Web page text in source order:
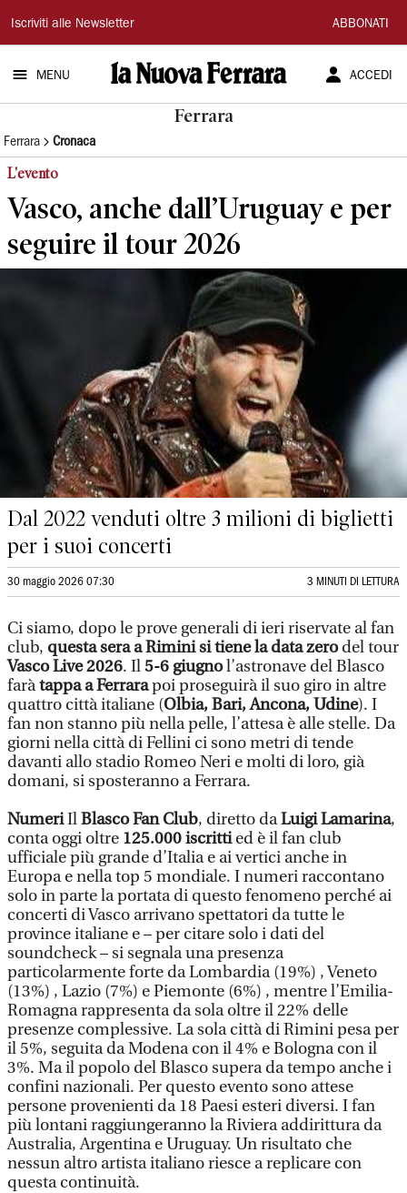
La
Nuova
Ferrara
Iscriviti alle Newsletter ABBONATI
MENU ACCEDI
Ferrara
Ferrara Cronaca
L'evento
Vasco, anche dall’Uruguay e per
seguire il tour 2026
Dal 2022 venduti oltre 3 milioni di biglietti
per i suoi concerti
30 maggio 2026 07:30 3 MINUTI DI LETTURA
Ci siamo, dopo le prove generali di ieri riservate al fan
club, questa sera a Rimini si tiene la data zerodel tour
Vasco Live 2026. Il5-6 giugnol’astronave del Blasco
faràtappa a Ferrarapoi proseguirà il suo giro in altre
quattro città italiane (Olbia, Bari, Ancona, Udine). I
fan non stanno più nella pelle, l’attesa è alle stelle. Da
giorni nella città di Fellini ci sono metri di tende
davanti allo stadio Romeo Neri e molti di loro, già
domani, si sposteranno a Ferrara.
NumeriIlBlasco Fan Club, diretto daLuigi Lamarina,
conta oggi oltre 125.000 iscrittied è il fan club
ufficiale più grande d’Italia e ai vertici anche in
Europa e nella top 5 mondiale. I numeri raccontano
solo in parte la portata di questo fenomeno perché ai
concerti di Vasco arrivano spettatori da tutte le
province italiane e – per citare solo i dati del
soundcheck – si segnala una presenza
particolarmente forte da Lombardia (19%) , Veneto
(13%) , Lazio (7%) e Piemonte (6%) , mentre l’Emilia-
Romagna rappresenta da sola oltre il 22% delle
presenze complessive. La sola città di Rimini pesa per
il 5%, seguita da Modena con il 4% e Bologna con il
3%. Ma il popolo del Blasco supera da tempo anche i
confini nazionali. Per questo evento sono attese
persone provenienti da 18 Paesi esteri diversi. I fan
più lontani raggiungeranno la Riviera addirittura da
Australia, Argentina e Uruguay. Un risultato che
nessun altro artista italiano riesce a replicare con
questa continuità.